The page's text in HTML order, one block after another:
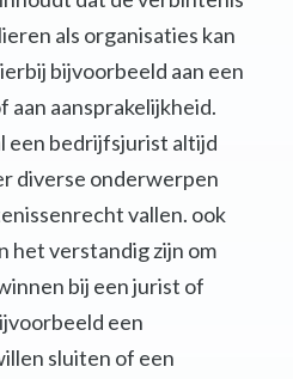
als organisaties kan
bijvoorbeeld aan een
aan aansprakelijkheid.
een bedrijfsjurist altijd
diverse onderwerpen
vallen. ook
het verstandig zijn om
bij een jurist of
een
sluiten of een